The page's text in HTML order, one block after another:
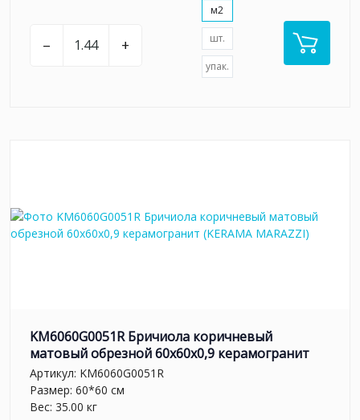
– +
м2
шт.
упак.
KM6060G0051R Бричиола коричневый
матовый обрезной 60x60x0,9 керамогранит
Артикул: KM6060G0051R
Размер: 60*60 см
Вес: 35.00 кг